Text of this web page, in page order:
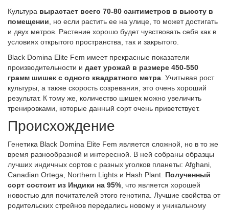
Культура вырастает всего 70-80 сантиметров в высоту в
помещении , но если растить ее на улице, то может достигать
и двух метров. Растение хорошо будет чувствовать себя как в
условиях открытого пространства, так и закрытого.
Black Domina Elite Fem имеет прекрасные показатели
производительности и дает урожай в размере 450-550
грамм шишек с одного квадратного метра . Учитывая рост
культуры, а также скорость созревания, это очень хороший
результат. К тому же, количество шишек можно увеличить
тренировками, которые данный сорт очень приветствует.
Происхождение
Генетика Black Domina Elite Fem является сложной, но в то же
время разнообразной и интересной. В ней собраны образцы
лучших индичных сортов с разных уголков планеты: Afghani,
Canadian Ortega, Northern Lights и Hash Plant. Полученный
сорт состоит из Индики на 95% , что является хорошей
новостью для почитателей этого генотипа. Лучшие свойства от
родительских стрейнов передались новому и уникальному